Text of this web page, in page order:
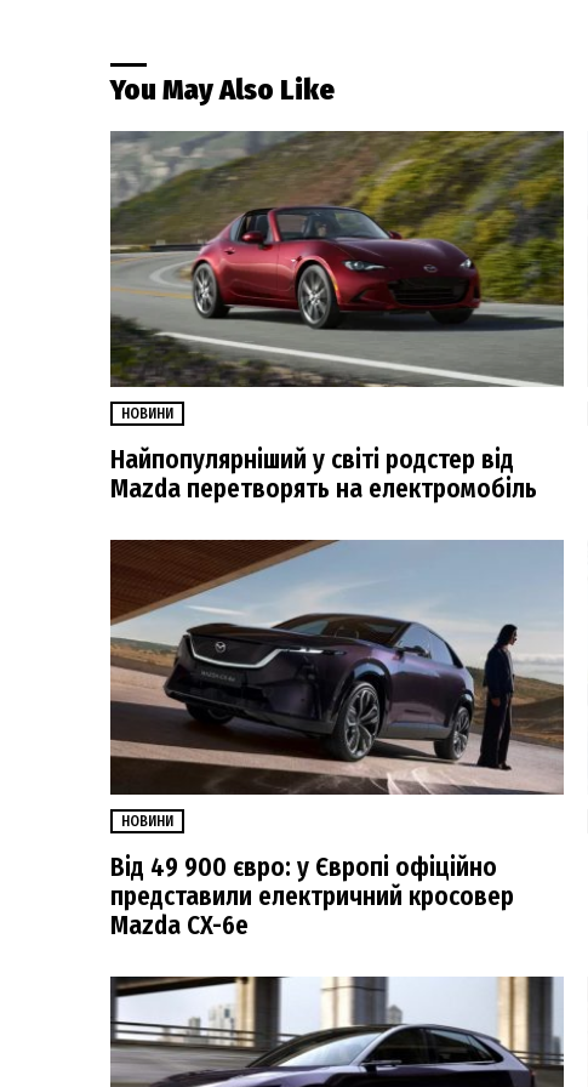
You May Also Like
НОВИНИ
Найпопулярніший у світі родстер від
Mazda перетворять на електромобіль
НОВИНИ
Від 49 900 євро: у Європі офіційно
представили електричний кросовер
Mazda CX-6e